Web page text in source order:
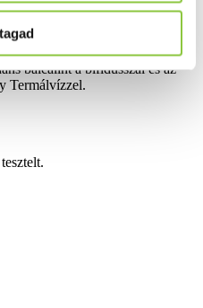
segít védeni a barna foltok
üde és ragyogó lehet. A Vichy
Laboratórium ebben a
baicalint a bifidusszal és az
Termálvízzel.